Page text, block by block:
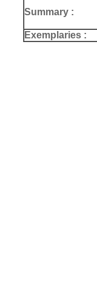
Summary :
Exemplaries :